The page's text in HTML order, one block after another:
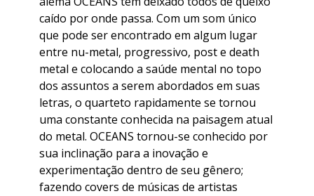
caído por onde passa. Com um som único
que pode ser encontrado em algum lugar
entre nu-metal, progressivo, post e death
metal e colocando a saúde mental no topo
dos assuntos a serem abordados em suas
letras, o quarteto rapidamente se tornou
uma constante conhecida na paisagem atual
do metal. OCEANS tornou-se conhecido por
sua inclinação para a inovação e
experimentação dentro de seu gênero;
fazendo covers de músicas de artistas